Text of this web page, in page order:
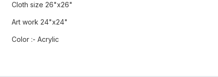
Cloth size 26"x26"
Art work 24"x24"
Color :- Acrylic